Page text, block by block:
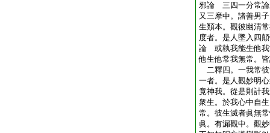
邪論 三四一分常論
又三摩中。諸善男
生類本。觀彼幽清
度者。是人墜入四
論 或執我能生他我
他生他常我無常。
二釋四。一我常
一者。是人觀妙明
竟神我。從是則計
衆生。於我心中自
常。彼生滅者眞無
眞。有漏觀中。觀